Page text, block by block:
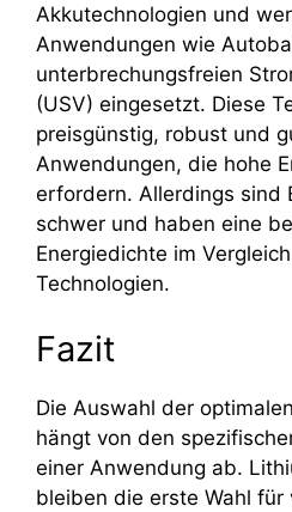
Akkutechnologien und
Anwendungen wie
unterbrechungsfreien
(USV) eingesetzt. Diese
preisgünstig, robust und
Anwendungen, die hohe
erfordern. Allerdings sind
schwer und haben eine
Energiedichte im
Technologien.
Fazit
Die Auswahl der
hängt von den
einer Anwendung ab.
bleiben die erste Wahl für